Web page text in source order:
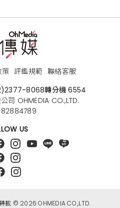
策 評鑑規範 聯絡客服
8068轉分機 6554
司 OHMEDIA CO.,LTD.
82884789
US
載 © 2026 OHMEDIA CO.,LTD.